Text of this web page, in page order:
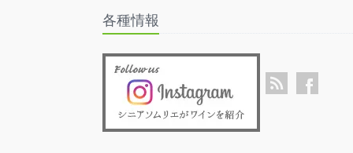
各種情報